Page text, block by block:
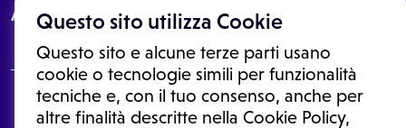
Questo sito utilizza Cookie
Questo sito e alcune terze parti usano
cookie o tecnologie simili per funzionalità
tecniche e, con il tuo consenso, anche per
altre finalità descritte nella Cookie Policy,
About
Le informazioni proposte in questo sito non sono un consulto medico.
In nessun caso, queste informazioni sostituiscono un consulto, una